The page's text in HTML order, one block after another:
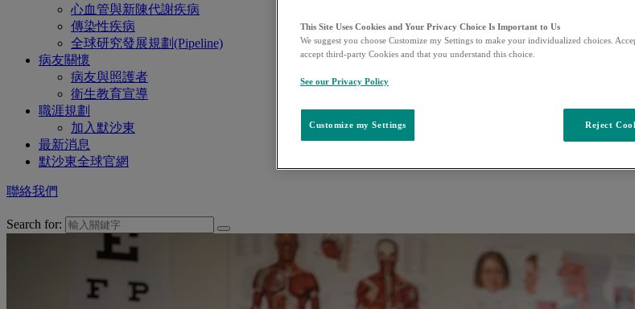
心血管與新陳代謝疾病
傳染性疾病
全球研究發展規劃(Pipeline)
病友關懷
病友與照護者
衛生教育宣導
職涯規劃
加入默沙東
最新消息
默沙東全球官網
聯絡我們
Search for:
This Site Uses Cookies and Your Privacy Choice Is Important to Us
We suggest you choose Customize my Settings to make your individualized choices.
accept third-party Cookies and that you understand this choice.
See our Privacy Policy
Customize my Settings Reject